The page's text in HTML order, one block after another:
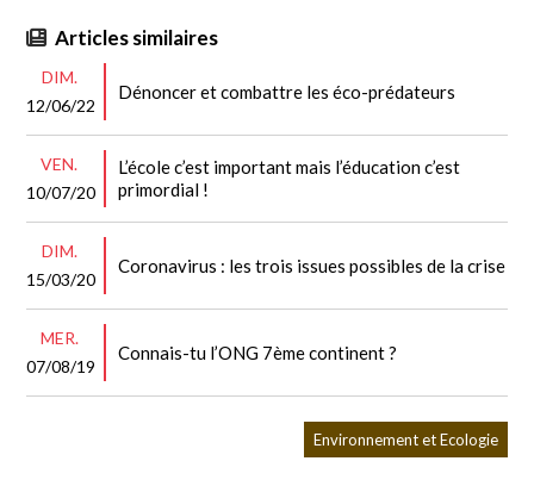
Articles similaires
DIM.
12/06/22
Dénoncer et combattre les éco-prédateurs
VEN.
10/07/20
L’école c’est important mais l’éducation c’est
primordial !
DIM.
15/03/20
Coronavirus : les trois issues possibles de la crise
MER.
07/08/19
Connais-tu l’ONG 7ème continent ?
Environnement et Ecologie